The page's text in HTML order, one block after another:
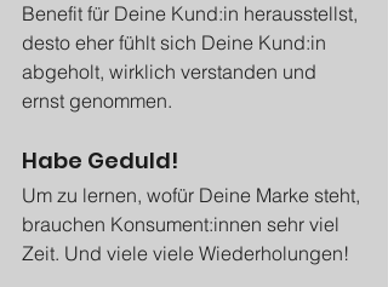
Benefit für Deine Kund:in herausstellst,
desto eher fühlt sich Deine Kund:in
abgeholt, wirklich verstanden und
ernst genommen.
Habe Geduld!
Um zu lernen, wofür Deine Marke steht,
brauchen Konsument:innen sehr viel
Zeit. Und viele viele Wiederholungen!